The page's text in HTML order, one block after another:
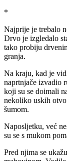
*
Najprije je trebalo
Drvo je izgledalo
tako probiju
granja.
Na kraju, kad je
naprtnjače izvadio
koji su se doimali
nekoliko uskih
šumom.
Naposljetku, već
su se s mukom
Pred njima se